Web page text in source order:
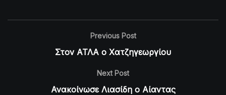
Previous Post
Στον ΑΤΛΑ ο Χατζηγεωργίου
Next Post
Ανακοίνωσε Λιασίδη ο Αίαντας